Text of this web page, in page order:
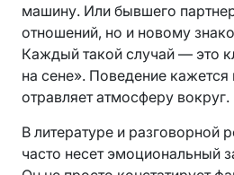
машину. Или бывшего
отношений, но и новому
Каждый такой случай — это
на сене». Поведение
отравляет атмосферу вокруг.
В литературе и разговорной
часто несет эмоциональный